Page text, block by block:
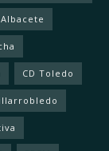
CD Toledo